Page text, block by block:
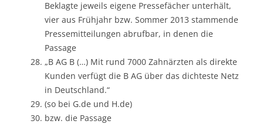
Beklagte jeweils eigene Pressefächer unterhält,
vier aus Frühjahr bzw. Sommer 2013 stammende
Pressemitteilungen abrufbar, in denen die
Passage
„B AG B (…) Mit rund 7000 Zahnärzten als direkte
Kunden verfügt die B AG über das dichteste Netz
in Deutschland.“
(so bei G.de und H.de)
bzw. die Passage